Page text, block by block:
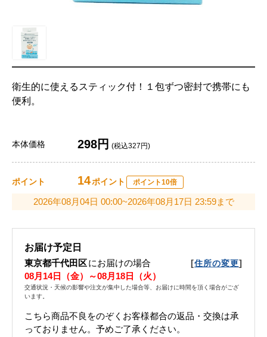
衛生的に使えるスティック付！１包ずつ密封で携帯にも
便利。
本体価格 298円 (税込327円)
ポイント 14ポイント ポイント10倍
2026年08月04日 00:00~2026年08月17日 23:59まで
お届け予定日
東京都千代田区にお届けの場合 [住所の変更]
08月14日（金）～08月18日（火）
交通状況・天候の影響や注文が集中した場合等、お届けに時間を頂く場合がござ
います。
こちら商品不良をのぞくお客様都合の返品・交換は承
っておりません。予めご了承ください。